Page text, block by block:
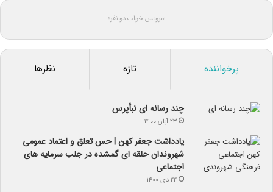
سرویس خواب دو نفره
پرخواننده تازه نظرها
چند رسانه ای نبأپرس
۲۳ آبان ۱۴۰۰
یادداشت جعفر کهن | حس تعلق و اعتماد عمومی
شهروندان حلقه ای گمشده در جلب سرمایه های
اجتماعی
۲۲ دی ۱۴۰۰